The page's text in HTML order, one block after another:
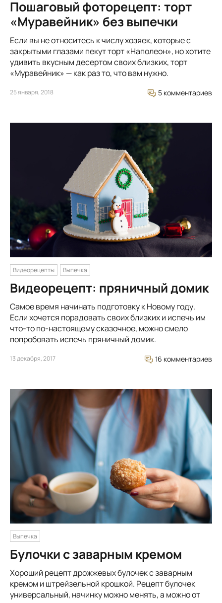
Пошаговый фоторецепт: торт
«Муравейник» без выпечки
Если вы не относитесь к числу хозяек, которые с
закрытыми глазами пекут торт «Наполеон», но хотите
удивить вкусным десертом своих близких, торт
«Муравейник» — как раз то, что вам нужно.
25 января, 2018 5 комментариев
Видеорецепты Выпечка
Видеорецепт: пряничный домик
Самое время начинать подготовку к Новому году.
Если хочется порадовать своих близких и испечь им
что-то по-настоящему сказочное, можно смело
попробовать испечь пряничный домик.
13 декабря, 2017 16 комментариев
Выпечка
Булочки с заварным кремом
Хороший рецепт дрожжевых булочек с заварным
кремом и штрейзельной крошкой. Рецепт булочек
универсальный, начинку можно менять, а можно от